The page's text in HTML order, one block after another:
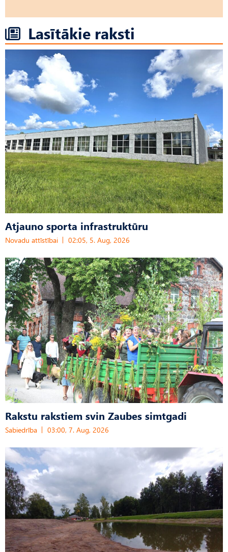
Lasītākie raksti
Atjauno sporta infrastruktūru
Novadu attīstībai 02:05, 5. Aug, 2026
Rakstu rakstiem svin Zaubes simtgadi
Sabiedrība 03:00, 7. Aug, 2026